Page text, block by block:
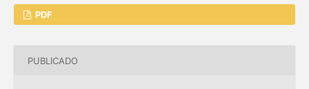
PDF
PUBLICADO